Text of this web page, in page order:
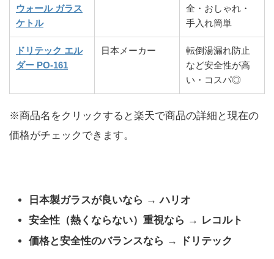
ウォール ガラス
ケトル
全・おしゃれ・
手入れ簡単
ドリテック エル
ダー PO-161
日本メーカー
転倒湯漏れ防止
など安全性が高
い・コスパ◎
※商品名をクリックすると楽天で商品の詳細と現在の
価格がチェックできます。
日本製ガラスが良いなら → ハリオ
安全性（熱くならない）重視なら → レコルト
価格と安全性のバランスなら → ドリテック